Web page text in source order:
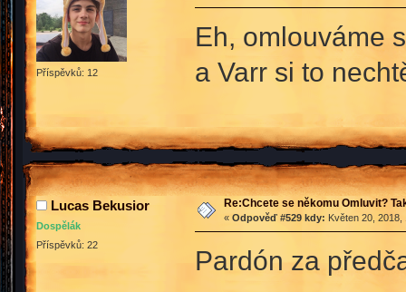
Příspěvků: 12
Eh, omlouváme
a Varr si to
Lucas Bekusior
Dospělák
Příspěvků: 22
Re:Chcete se někomu Omluvit?
« Odpověď #529 kdy: Květen 20, 2018,
Pardón za